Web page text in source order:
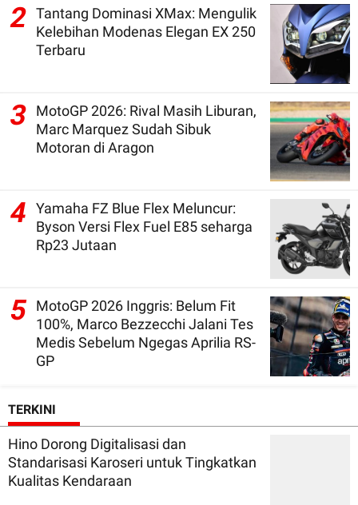
2 Tantang Dominasi XMax: Mengulik
Kelebihan Modenas Elegan EX 250
Terbaru
3
MotoGP 2026: Rival Masih Liburan,
Marc Marquez Sudah Sibuk
Motoran di Aragon
4
Yamaha FZ Blue Flex Meluncur:
Byson Versi Flex Fuel E85 seharga
Rp23 Jutaan
5 MotoGP 2026 Inggris: Belum Fit
100%, Marco Bezzecchi Jalani Tes
Medis Sebelum Ngegas Aprilia RS-
GP
TERKINI
Hino Dorong Digitalisasi dan
Standarisasi Karoseri untuk Tingkatkan
Kualitas Kendaraan